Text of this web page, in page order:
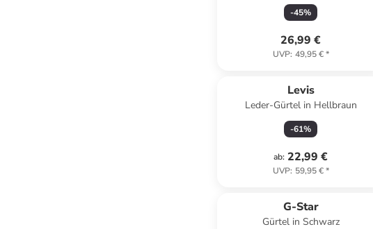
-45%
26,99 €
UVP: 49,95 €*
Levis
Leder-Gürtel in Hellbraun
-61%
ab: 22,99 €
UVP: 59,95 €*
G-Star
Gürtel in Schwarz